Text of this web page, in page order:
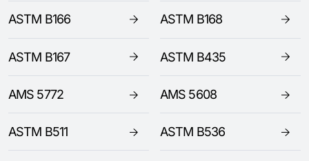
ASTM B166 ASTM B168
ASTM B167 ASTM B435
AMS 5772 AMS 5608
ASTM B511 ASTM B536